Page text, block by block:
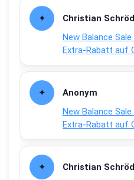
Christian
New Balance
Extra-Rabatt auf
Anonym
New Balance
Extra-Rabatt auf
Christian